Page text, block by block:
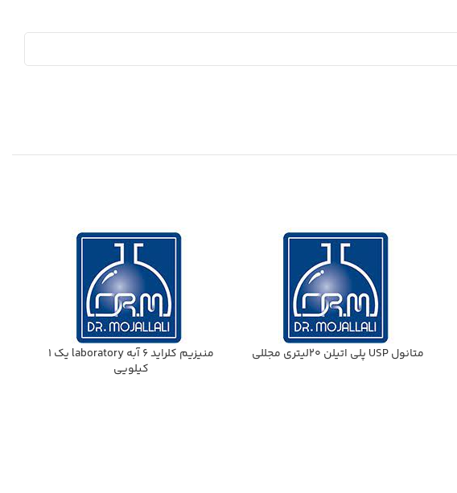
متانول USP پلي اتيلن 20ليتري مجللي
منيزيم كلرايد 6 آبه laboratory يك 1
كيلويي